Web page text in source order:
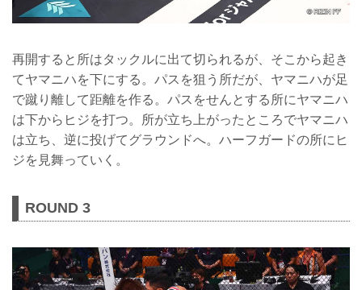
再開すると所はタックルに出て切られるが、そこから起き
てヤマニハを下にする。パスを狙う所だが、ヤマニハが足
で蹴り離して距離を作る。パスをせんとする所にヤマニハ
は下からヒジを打つ。所が立ち上がったところでヤマニハ
は立ち、逆に投げてグラウンドへ。ハーフガードの所にヒ
ジを見舞っていく。
ROUND 3